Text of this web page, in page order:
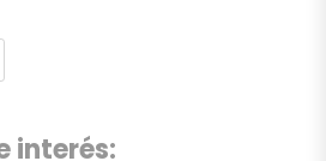
interés: